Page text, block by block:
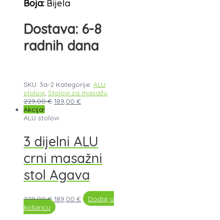
Boja: Bijela
Dostava: 6-8
radnih dana
SKU: 3a-2 Kategorije: ALU
stolovi Stolovi za masažu
229,00€ 189,00 €
Akcija!
ALU stolovi
3 dijelni ALU
crni masažni
stol Agava
229,00€ 189,00 €
Dodaj u
košaricu